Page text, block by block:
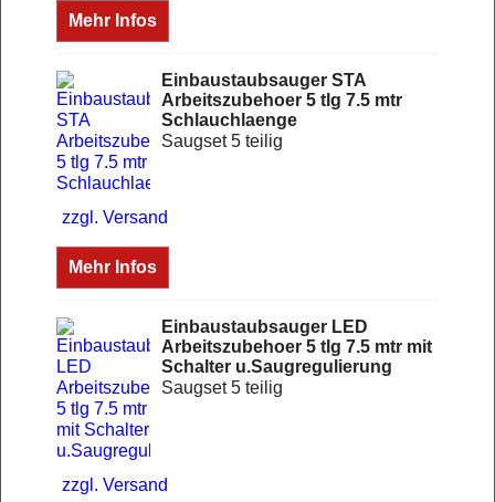
Mehr Infos
Einbaustaubsauger STA
Arbeitszubehoer 5 tlg 7.5 mtr
Schlauchlaenge
Saugset 5 teilig
zzgl. Versand
Mehr Infos
Einbaustaubsauger LED
Arbeitszubehoer 5 tlg 7.5 mtr mit
Schalter u.Saugregulierung
Saugset 5 teilig
zzgl. Versand